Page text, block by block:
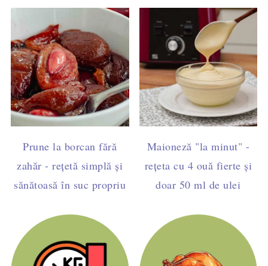
Prune la borcan fără
zahăr - rețetă simplă și
sănătoasă în suc propriu
Maioneză "la minut" -
rețeta cu 4 ouă fierte și
doar 50 ml de ulei